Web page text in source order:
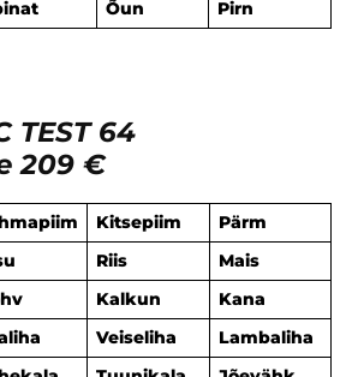
Õun Pirn
TEST 64
209 €
Kitsepiim
Pärm
Riis
Mais
Kalkun
Kana
Veiseliha
Lambaliha